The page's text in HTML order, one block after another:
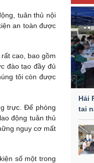
tuân thủ nội
an toàn được
cao, bao gồm
đào tạo đầy đủ
tôi còn được
trực. Để phòng
động tuân thủ
nguy cơ mất
số một trong
Hải
tai